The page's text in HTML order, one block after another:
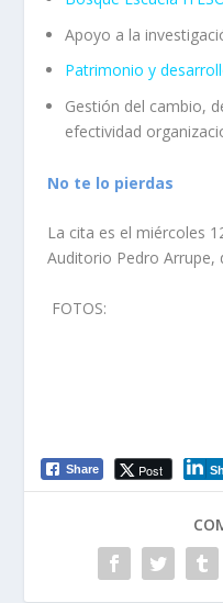
Apoyo a la
Patrimonio y
Gestión del cambio,
efectividad
No te lo pierdas
La cita es el miércoles
Auditorio Pedro Arrupe,
FOTOS:
Share Post